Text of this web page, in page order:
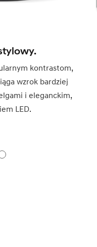
kontrastom,
wzrok bardziej
i eleganckim,
LED.